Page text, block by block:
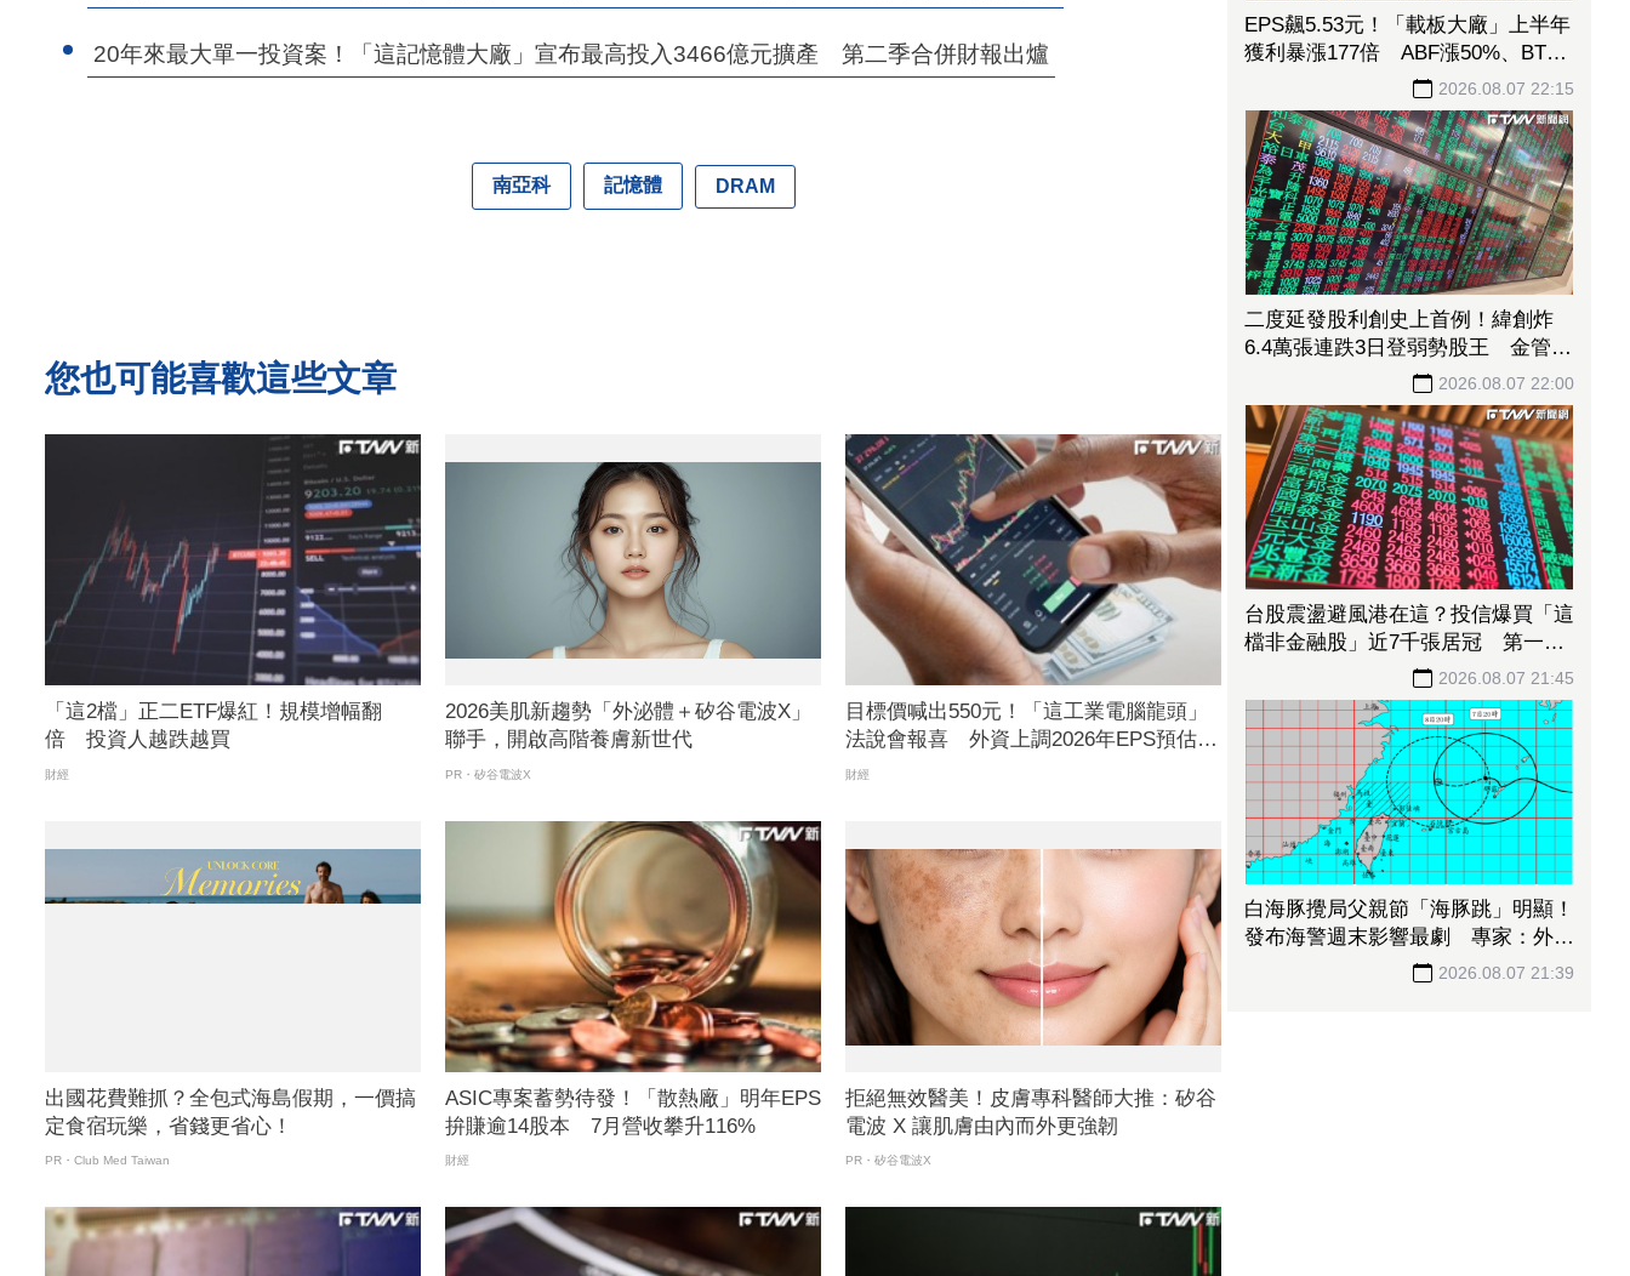
20年來最大單一投資案！「這記憶體大廠」宣布最高投入3466億元擴產 第二季合併財報出爐
南亞科 記憶體 DRAM
您也可能喜歡這些文章
「這2檔」正二ETF爆紅！規模增幅翻
倍 投資人越跌越買
財經
2026美肌新趨勢「外泌體＋矽谷電波X」
聯手，開啟高階養膚新世代
PR・矽谷電波X
目標價喊出550元！「這工業電腦龍頭」
法說會報喜 外資上調2026年EPS預估達
16.84元
財經
出國花費難抓？全包式海島假期，一價搞
定食宿玩樂，省錢更省心！
PR・Club Med Taiwan
ASIC專案蓄勢待發！「散熱廠」明年EPS
拚賺逾14股本 7月營收攀升116%
財經
拒絕無效醫美！皮膚專科醫師大推：矽谷
電波 X 讓肌膚由內而外更強韌
PR・矽谷電波X
EPS飆5.53元！「載板大廠」上半年
獲利暴漲177倍 ABF漲50%、BT漲
2026.08.07 22:15
二度延發股利創史上首例！緯創炸
6.4萬張連跌3日登弱勢股王 金管會
要求集保、證交所了解2026.08.07 22:00
台股震盪避風港在這？投信爆買「這
檔非金融股」近7千張居冠 第一金
2026.08.07 21:45
白海豚攪局父親節「海豚跳」明顯！
發布海警週末影響最劇 專家：外圍
2026.08.07 21:39